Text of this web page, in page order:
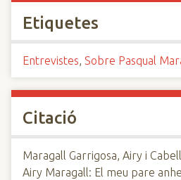
Etiquetes
Entrevistes, Sobre Pasqual
Citació
Maragall Garrigosa, Airy i
Airy Maragall: El meu pare